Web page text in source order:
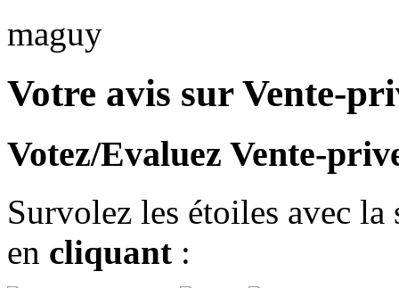
maguy
Votre avis sur Vente-
Votez/Evaluez Vente-
Survolez les étoiles avec
en cliquant :